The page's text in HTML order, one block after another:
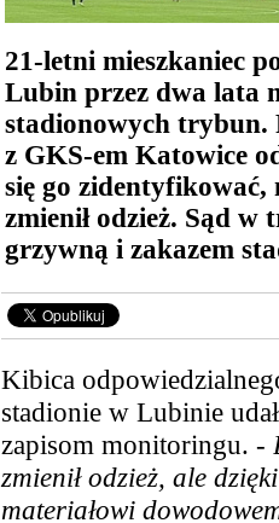
21-letni mieszkaniec
Lubin przez dwa lata
stadionowych trybun.
z GKS-em Katowice
się go zidentyfikować,
zmienił odzież. Sąd w
grzywną i zakazem
Kibica
stadionie w Lubinie
zapisom monitoringu. -
zmienił odzież, ale
materiałowi